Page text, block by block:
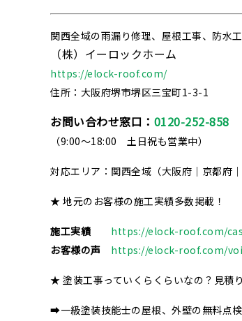
関西全域の雨漏り修理、屋根工事、防水
（株）イーロックホーム
https://elock-roof.com/
住所：大阪府堺市堺区三宝町1-3-1
お問い合わせ窓口： 0120-252-858
（9:00～18:00 土日祝も営業中）
対応エリア：関西全域（大阪府｜京都府
★ 地元のお客様の施工実績多数掲載！
施工実績
https://elock-roof.com/
お客様の声
https://elock-roof.com/
★ 塗装工事っていくらくらいなの？見積
➡一級塗装技能士の屋根、外壁の無料点